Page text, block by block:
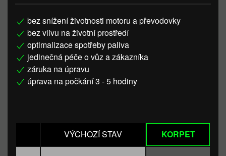
bez snížení životnosti motoru a převodovky
bez vlivu na životní prostředí
optimalizace spotřeby paliva
jedinečná péče o vůz a zákazníka
záruka na úpravu
úprava na počkání 3 - 5 hodiny
VÝCHOZÍ STAV KORPET